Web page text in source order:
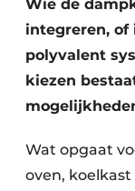
Wie de
integreren, of
polyvalent
kiezen
Wat opgaat
oven,